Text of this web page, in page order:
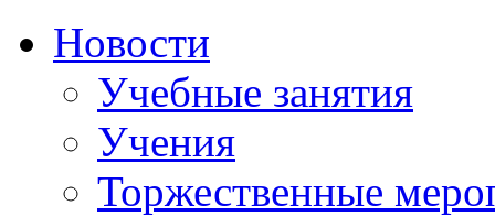
Новости
Учебные занятия
Учения
Торжественные